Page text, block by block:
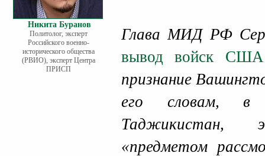
Никита Буранов
Политолог, эксперт
Российского военно-
исторического общества
(РВИО), эксперт Центра
ПРИСП
Глава МИД РФ
вывод войск США
признание
его словам, в
Таджикистан,
«предметом